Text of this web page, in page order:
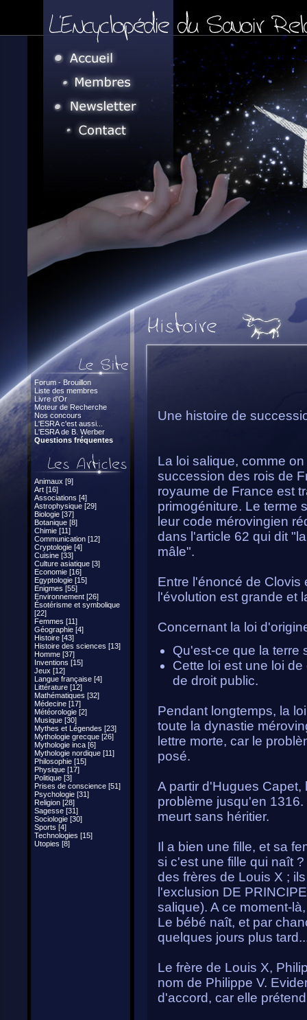
Forum - Brouillon
Liste des membres
Livre d'Or
Moteur de Recherche
Nos concours
L'ESRA c'est aussi...
L'ESRA de B. Werber
Questions fréquentes
Animaux [9]
Art [16]
Associations [4]
Astrophysique [29]
Biologie [37]
Botanique [8]
Chimie [11]
Communication [12]
Cryptologie [4]
Cuisine [33]
Culture asiatique [3]
Economie [16]
Egyptologie [15]
Enigmes [55]
Environnement [26]
Ésotérisme et symbolique
[22]
Femmes [11]
Géographie [4]
Histoire [43]
Histoire des sciences [13]
Homme [37]
Inventions [15]
Jeux [12]
Langue française [4]
Littérature [12]
Mathématiques [32]
Médecine [17]
Météorologie [2]
Musique [30]
Mythes et Légendes [23]
Mythologie grecque [26]
Mythologie inca [6]
Mythologie nordique [11]
Philosophie [15]
Physique [17]
Politique [3]
Prises de conscience [51]
Psychologie [31]
Religion [28]
Sagesse [31]
Sociologie [30]
Sports [4]
Technologies [15]
Utopies [8]
Une histoire de
La loi salique, comme
succession des rois de
royaume de France est
primogéniture. Le terme
leur code mérovingien
dans l'article 62 qui dit
mâle".
Entre l'énoncé de Clovis
l'évolution est grande et
Concernant la loi
Qu'est-ce que la terre
Cette loi est une loi
de droit public.
Pendant longtemps, la
toute la dynastie
lettre morte, car le
posé.
A partir d'Hugues
problème jusqu'en
meurt sans héritier.
Il a bien une fille, et sa
si c'est une fille qui naît
des frères de Louis X ;
l'exclusion DE
salique). A ce moment-
Le bébé naît, et par
quelques jours plus
Le frère de Louis X,
nom de Philippe V.
d'accord, car elle